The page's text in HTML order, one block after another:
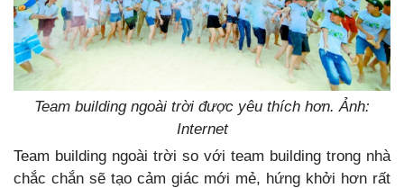
Team building ngoài trời được yêu thích hơn. Ảnh:
Internet
Team building ngoài trời so với team building trong nhà
chắc chắn sẽ tạo cảm giác mới mẻ, hứng khởi hơn rất